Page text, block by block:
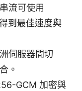
流可使用
到最佳速度與
伺服器間切
。
GCM 加密與